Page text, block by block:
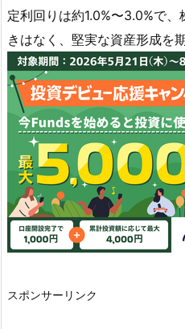
定利回りは約1.0%〜3.0%で
きはなく、堅実な資産形成を
スポンサーリンク